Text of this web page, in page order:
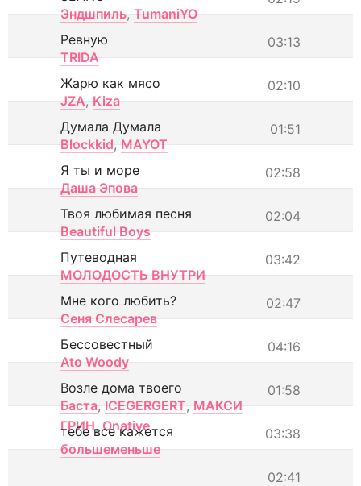
Эндшпиль, TumaniYO
03:13
Ревную
TRIDA
02:10
Жарю как мясо
JZA, Kiza
01:51
Думала Думала
Blockkid, MAYOT
02:58
Я ты и море
Даша Эпова
02:04
Твоя любимая песня
Beautiful Boys
03:42
Путеводная
МОЛОДОСТЬ ВНУТРИ
02:47
Мне кого любить?
Сеня Слесарев
04:16
Бессовестный
Ato Woody
01:58
Возле дома твоего
Баста, ICEGERGERT, МАКСИ
ГРИН, Onative 03:38
тебе все кажется
большеменьше
02:41